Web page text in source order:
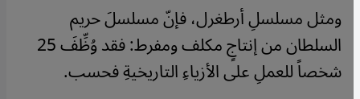
ومثل مسلسلِ أرطغرل، فإنّ مسلسلَ حريم
السلطان من إنتاجٍ مكلف ومفرط: فقد وُظِّفَ 25
شخصاً للعملِ على الأزياءِ التاريخيةِ فحسب.